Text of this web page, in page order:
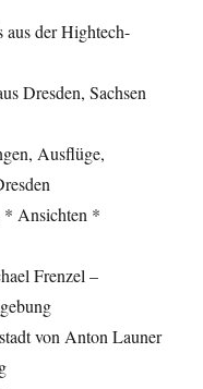
aus der Hightech-
Dresden, Sachsen
Ausflüge,
* Ansichten *
Frenzel –
von Anton Launer